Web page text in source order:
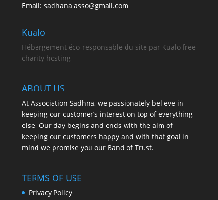
Email: sadhana.asso@gmail.com
Kualo
Hébergement éco-responsable du site par Kualo free
charity hosting
ABOUT US
At Association Sadhna, we passionately believe in
keeping our customer’s interest on top of everything
else. Our day begins and ends with the aim of
keeping our customers happy and with that goal in
mind we promise you our Band of Trust.
TERMS OF USE
Privacy Policy